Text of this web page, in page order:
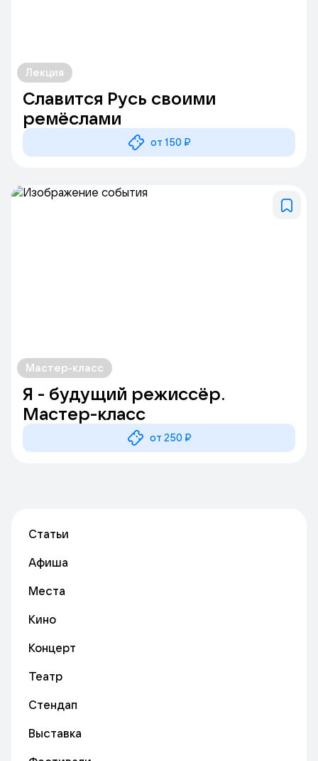
Лекция
Славится Русь своими
ремёслами
от 150 ₽
Мастер-класс
Я - будущий режиссёр.
Мастер-класс
от 250 ₽
Статьи
Афиша
Места
Кино
Концерт
Театр
Стендап
Выставка